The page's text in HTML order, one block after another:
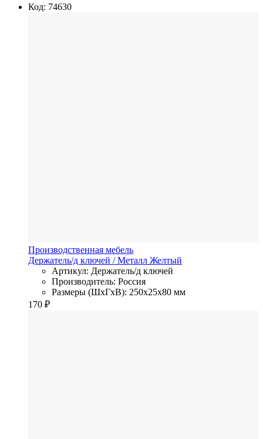
Код: 74630
Производственная мебель
Держатель/д ключей / Металл Желтый
Артикул: Держатель/д ключей
Производитель: Россия
Размеры (ШхГхВ): 250x25x80 мм
170 ₽